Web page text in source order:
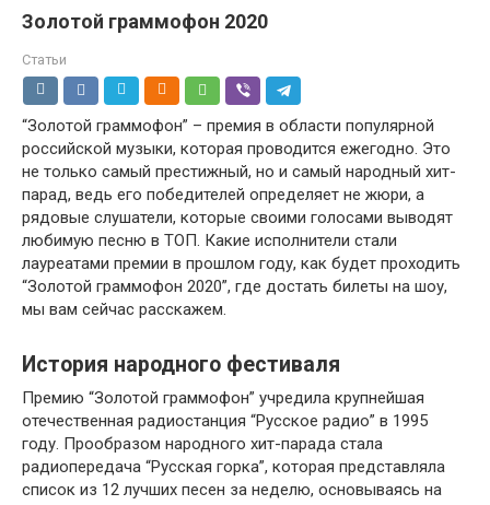
Золотой граммофон 2020
Статьи
“Золотой граммофон” – премия в области популярной
российской музыки, которая проводится ежегодно. Это
не только самый престижный, но и самый народный хит-
парад, ведь его победителей определяет не жюри, а
рядовые слушатели, которые своими голосами выводят
любимую песню в ТОП. Какие исполнители стали
лауреатами премии в прошлом году, как будет проходить
“Золотой граммофон 2020”, где достать билеты на шоу,
мы вам сейчас расскажем.
История народного фестиваля
Премию “Золотой граммофон” учредила крупнейшая
отечественная радиостанция “Русское радио” в 1995
году. Прообразом народного хит-парада стала
радиопередача “Русская горка”, которая представляла
список из 12 лучших песен за неделю, основываясь на